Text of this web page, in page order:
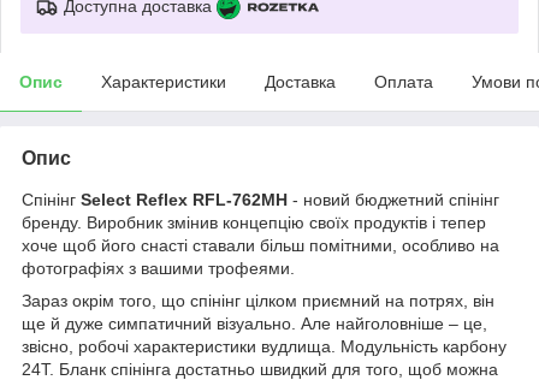
Доступна доставка
Опис Характеристики Доставка Оплата Умови
Опис
Спінінг Select Reflex RFL-762MH - новий бюджетний спінінг
бренду. Виробник змінив концепцію своїх продуктів і тепер
хоче щоб його снасті ставали більш помітними, особливо на
фотографіях з вашими трофеями.
Зараз окрім того, що спінінг цілком приємний на потрях, він
ще й дуже симпатичний візуально. Але найголовніше – це,
звісно, робочі характеристики вудлища. Модульність карбону
24Т. Бланк спінінга достатньо швидкий для того, щоб можна